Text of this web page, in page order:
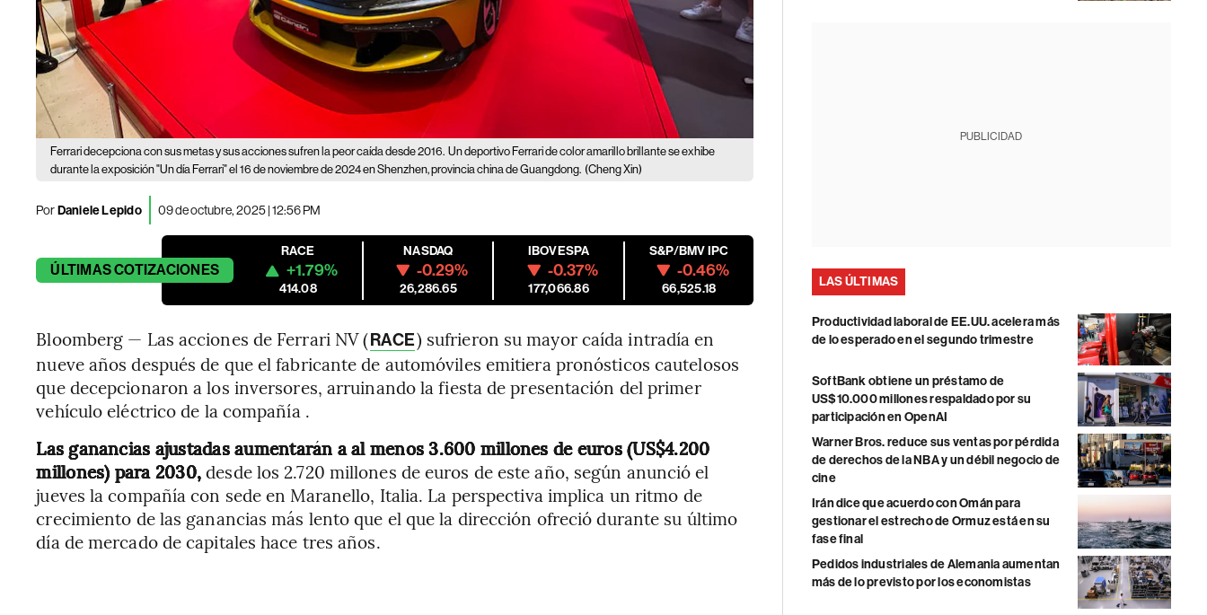
Ferrari decepciona con sus metas y sus acciones sufren la peor caída desde 2016. Un deportivo Ferrari de color amarillo brillante se exhibe
durante la exposición "Un día Ferrari" el 16 de noviembre de 2024 en Shenzhen, provincia china de Guangdong. (Cheng Xin)
PorDaniele Lepido 09 de octubre, 2025 | 12:56 PM
ÚLTIMASCOTIZACIONES
RACE
+1.79%
414.08
NASDAQ
-0.29%
26,286.65
IBOVESPA
-0.37%
177,066.86
S&P/BMV IPC
-0.46%
66,525.18
Bloomberg — Las acciones de Ferrari NV (RACE) sufrieron su mayor caída intradía en
nueve años después de que el fabricante de automóviles emitiera pronósticos cautelosos
que decepcionaron a los inversores, arruinando la fiesta de presentación del primer
vehículo eléctrico de la compañía .
Las ganancias ajustadas aumentarán a al menos 3.600 millones de euros (US$4.200
millones) para 2030,desde los 2.720 millones de euros de este año, según anunció el
jueves la compañía con sede en Maranello, Italia. La perspectiva implica un ritmo de
crecimiento de las ganancias más lento que el que la dirección ofreció durante su último
día de mercado de capitales hace tres años.
PUBLICIDAD
LAS ÚLTIMAS
Productividad laboral de EE.UU. acelera más
de lo esperado en el segundo trimestre
SoftBank obtiene un préstamo de
US$10.000 millones respaldado por su
participación en OpenAI
Warner Bros. reduce sus ventas por pérdida
de derechos de la NBA y un débil negocio de
cine
Irán dice que acuerdo con Omán para
gestionar el estrecho de Ormuz está en su
fase final
Pedidos industriales de Alemania aumentan
más de lo previsto por los economistas